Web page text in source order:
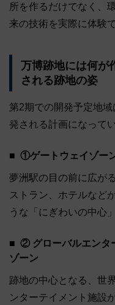
所を作るだけでなく、
来の技術を実際に体験
万博跡地には何が
される跡地の姿
第2期での開発予定地
発される計画になってい
①ゲートウェイゾー
夢洲駅の目の前に広が
ストラン、ホテルなど
うな「にぎわいの中心
② グローバルエンタ
ゾーン
跡地の中心となる、世
ンターテイメント施設